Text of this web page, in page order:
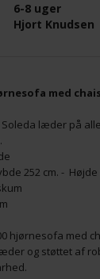
6-8 uger
Hjort Knudsen
med
læder på
252 cm. - Højde
hjørnesofa med
og støttet af